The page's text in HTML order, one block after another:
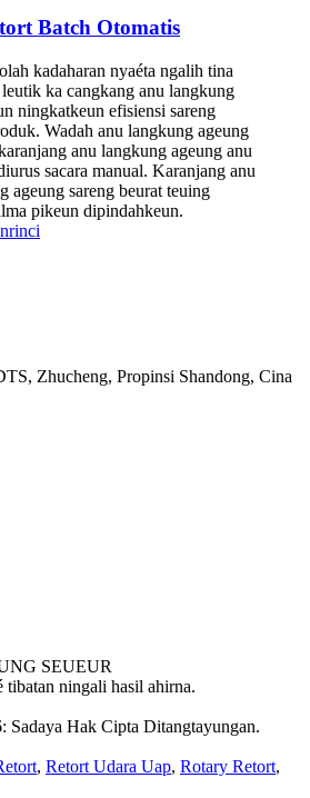
Batch Otomatis
kadaharan nyaéta ngalih tina
ka cangkang anu langkung
ningkatkeun efisiensi sareng
Wadah anu langkung ageung
anu langkung ageung anu
sacara manual. Karanjang anu
ageung sareng beurat teuing
pikeun dipindahkeun.
rinci
Zhucheng, Propinsi Shandong, Cina
SEUEUR
tibatan ningali hasil ahirna.
Hak Cipta Ditangtayungan.
, Retort Udara Uap, Rotary Retort,